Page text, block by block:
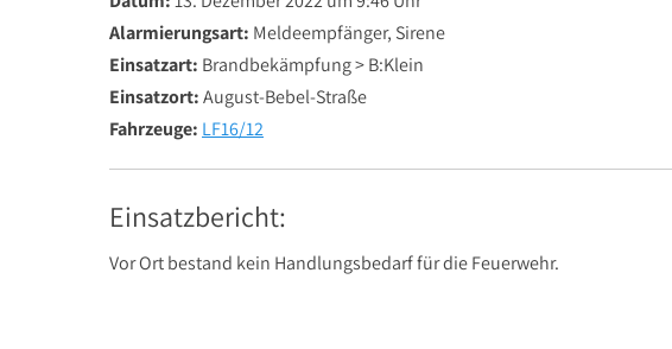
Alarmierungsart: Meldeempfänger, Sirene
Einsatzart: Brandbekämpfung > B:Klein
Einsatzort:August-Bebel-Straße
Fahrzeuge: LF16/12
Einsatzbericht:
Vor Ort bestand kein Handlungsbedarf für die Feuerwehr.